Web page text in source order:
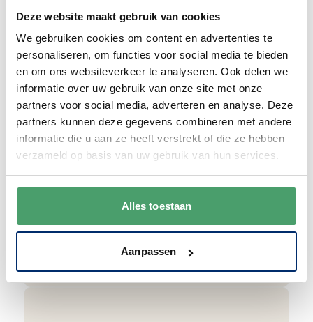
Deze website maakt gebruik van cookies
We gebruiken cookies om content en advertenties te
personaliseren, om functies voor social media te bieden
en om ons websiteverkeer te analyseren. Ook delen we
informatie over uw gebruik van onze site met onze
partners voor social media, adverteren en analyse. Deze
partners kunnen deze gegevens combineren met andere
informatie die u aan ze heeft verstrekt of die ze hebben
verzameld op basis van uw gebruik van hun services.
Alles toestaan
Aanpassen
om te kunnen bellen. Bij ons kan dat ook
gewoon. We zijn bereikbaar vanmaandag
t/m vrijdag van 9:00 - 17:00.
0345 63 30 01
Duurzaam
We verpakken onze producten zorgvuldig
en duurzaam met hergebruikt karton en
ook nog eens helemaalgratis verzonden